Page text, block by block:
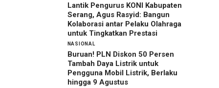
Lantik Pengurus KONI Kabupaten
Serang, Agus Rasyid: Bangun
Kolaborasi antar Pelaku Olahraga
untuk Tingkatkan Prestasi
NASIONAL
Buruan! PLN Diskon 50 Persen
Tambah Daya Listrik untuk
Pengguna Mobil Listrik, Berlaku
hingga 9 Agustus